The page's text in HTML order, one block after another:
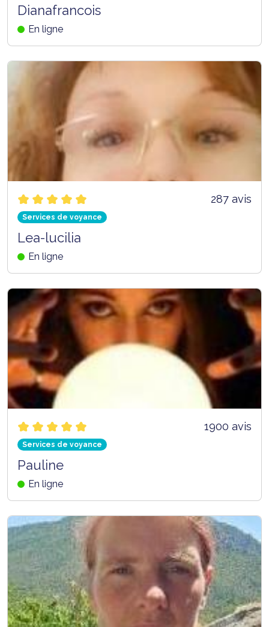
Dianafrancois
En ligne
287 avis
Services de voyance
Lea-lucilia
En ligne
1900 avis
Services de voyance
Pauline
En ligne